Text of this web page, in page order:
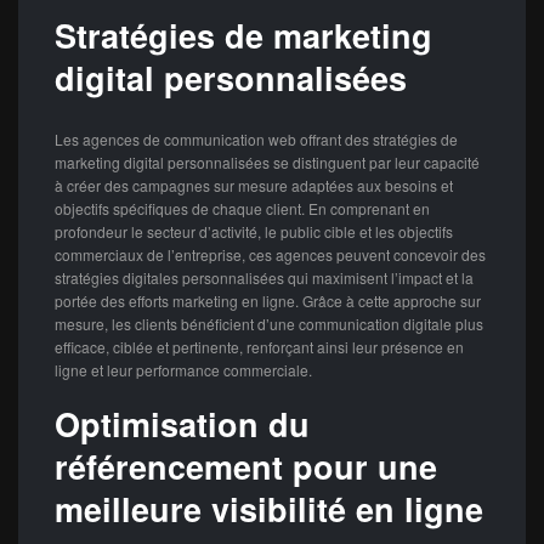
Stratégies de marketing
digital personnalisées
Les agences de communication web offrant des stratégies de
marketing digital personnalisées se distinguent par leur capacité
à créer des campagnes sur mesure adaptées aux besoins et
objectifs spécifiques de chaque client. En comprenant en
profondeur le secteur d’activité, le public cible et les objectifs
commerciaux de l’entreprise, ces agences peuvent concevoir des
stratégies digitales personnalisées qui maximisent l’impact et la
portée des efforts marketing en ligne. Grâce à cette approche sur
mesure, les clients bénéficient d’une communication digitale plus
efficace, ciblée et pertinente, renforçant ainsi leur présence en
ligne et leur performance commerciale.
Optimisation du
référencement pour une
meilleure visibilité en ligne